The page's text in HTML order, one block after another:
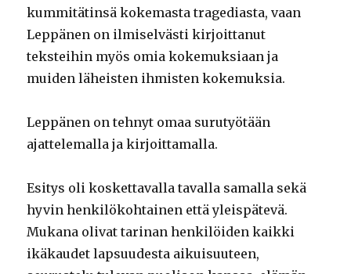
kummitätinsä kokemasta tragediasta, vaan
Leppänen on ilmiselvästi kirjoittanut
teksteihin myös omia kokemuksiaan ja
muiden läheisten ihmisten kokemuksia.
Leppänen on tehnyt omaa surutyötään
ajattelemalla ja kirjoittamalla.
Esitys oli koskettavalla tavalla samalla sekä
hyvin henkilökohtainen että yleispätevä.
Mukana olivat tarinan henkilöiden kaikki
ikäkaudet lapsuudesta aikuisuuteen,